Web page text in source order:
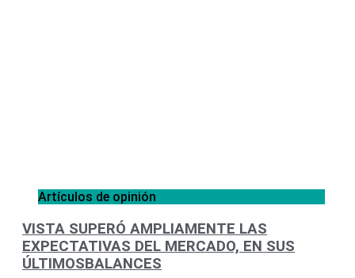
Artículos de opinión
VISTA SUPERÓ AMPLIAMENTE LAS
EXPECTATIVAS DEL MERCADO, EN SUS
ÚLTIMOSBALANCES